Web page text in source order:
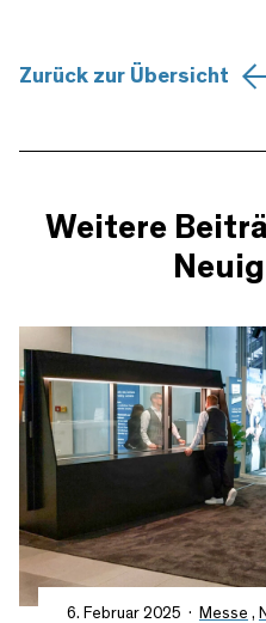
Zurück zur Übersicht
Weitere
6. Februar 2025 Messe ,